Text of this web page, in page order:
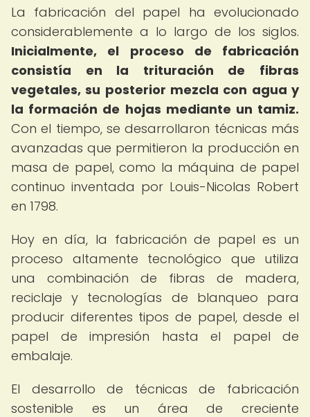
La fabricación del papel ha evolucionado
considerablemente a lo largo de los siglos.
Inicialmente, el proceso de fabricación
consistía en la trituración de fibras
vegetales, su posterior mezcla con agua y
la formación de hojas mediante un tamiz.
Con el tiempo, se desarrollaron técnicas más
avanzadas que permitieron la producción en
masa de papel, como la máquina de papel
continuo inventada por Louis-Nicolas Robert
en 1798.
Hoy en día, la fabricación de papel es un
proceso altamente tecnológico que utiliza
una combinación de fibras de madera,
reciclaje y tecnologías de blanqueo para
producir diferentes tipos de papel, desde el
papel de impresión hasta el papel de
embalaje.
El desarrollo de técnicas de fabricación
sostenible es un área de creciente